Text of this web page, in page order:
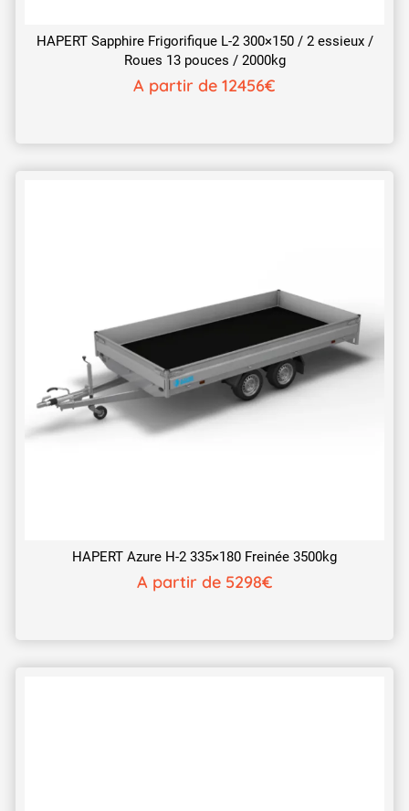
HAPERT Sapphire Frigorifique L-2 300×150 / 2 essieux /
Roues 13 pouces / 2000kg
A partir de 12456€
HAPERT Azure H-2 335×180 Freinée 3500kg
A partir de 5298€